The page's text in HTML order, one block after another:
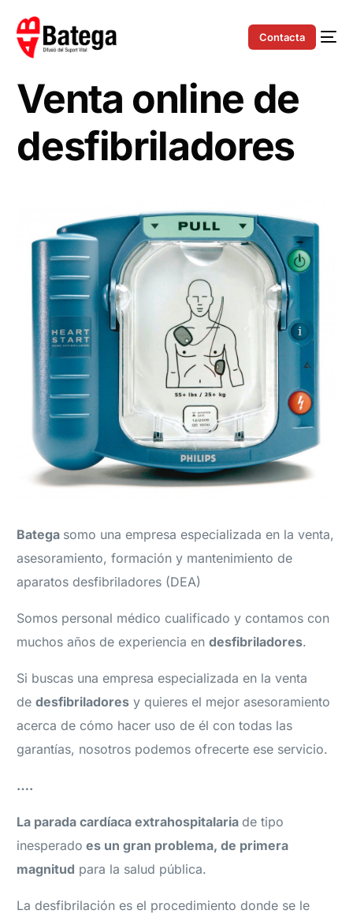
Contacta
Venta online de
desfibriladores
Batega somo una empresa especializada en la venta,
asesoramiento, formación y mantenimiento de
aparatos desfibriladores (DEA)
Somos personal médico cualificado y contamos con
muchos años de experiencia endesfibriladores.
Si buscas una empresa especializada en la venta
dedesfibriladores y quieres el mejor asesoramiento
acerca de cómo hacer uso de él con todas las
garantías, nosotros podemos ofrecerte ese servicio.
….
La parada cardíaca extrahospitalaria de tipo
inesperado es un gran problema, de primera
magnitud para la salud pública.
La desfibrilación es el procedimiento donde se le